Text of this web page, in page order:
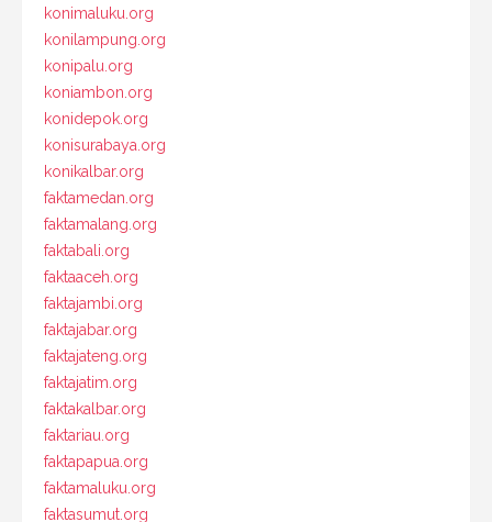
konimaluku.org
konilampung.org
konipalu.org
koniambon.org
konidepok.org
konisurabaya.org
konikalbar.org
faktamedan.org
faktamalang.org
faktabali.org
faktaaceh.org
faktajambi.org
faktajabar.org
faktajateng.org
faktajatim.org
faktakalbar.org
faktariau.org
faktapapua.org
faktamaluku.org
faktasumut.org